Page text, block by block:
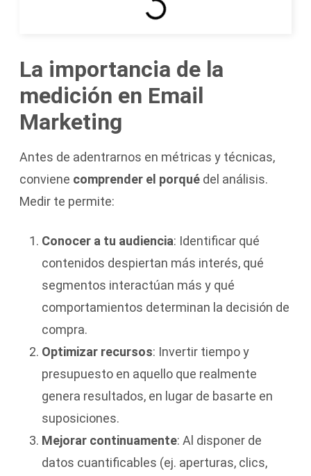
La importancia de la
medición en Email
Marketing
Antes de adentrarnos en métricas y técnicas,
conviene comprender el porquédel análisis.
Medir te permite:
Conocer a tu audiencia: Identificar qué
contenidos despiertan más interés, qué
segmentos interactúan más y qué
comportamientos determinan la decisión de
compra.
Optimizar recursos: Invertir tiempo y
presupuesto en aquello que realmente
genera resultados, en lugar de basarte en
suposiciones.
Mejorar continuamente: Al disponer de
datos cuantificables (ej. aperturas, clics,